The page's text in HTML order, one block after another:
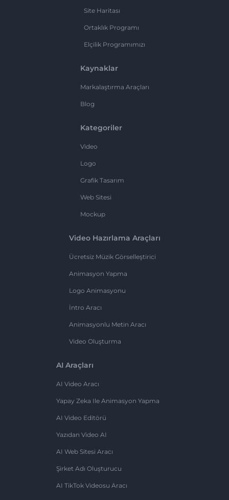
Site Haritası
Ortaklık Programı
Elçilik Programımızı
Kaynaklar
Markalaştırma Araçları
Blog
Kategoriler
Video
Logo
Grafik Tasarım
Web Sitesi
Mockup
Video Hazırlama Araçları
Ücretsiz Müzik Görselleştirici
Animasyon Yapma
Logo Animasyonu
İntro Aracı
Animasyonlu Metin Aracı
Video Oluşturma
AI Araçları
AI Video Aracı
Yapay Zeka Ile Animasyon Yapma
AI Video Editörü
Yazıdan Video AI
AI Web Sitesi Aracı
Şirket Adı Oluşturucu
AI TikTok Videosu Aracı